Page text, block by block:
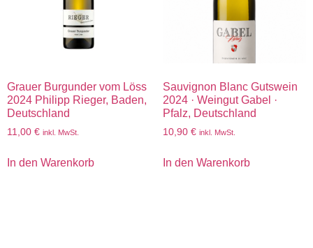
Grauer Burgunder vom Löss
2024 Philipp Rieger, Baden,
Deutschland
11,00 € inkl. MwSt.
In den Warenkorb
Sauvignon Blanc Gutswein
2024 · Weingut Gabel ·
Pfalz, Deutschland
10,90 € inkl. MwSt.
In den Warenkorb